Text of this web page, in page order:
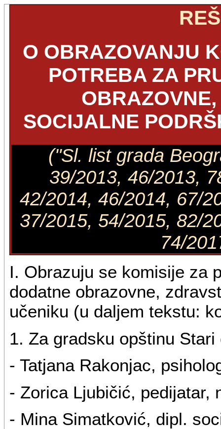
O OBRAZOVANJU
POTREBA ZA
SOCIJALNE
("Sl. list grada
39/2013, 46/2013,
42/2014, 46/2014, 67/
37/2015, 54/2015, 82/
74/
I. Obrazuju se komisije za
dodatne obrazovne,
učeniku (u daljem tekstu:
1. Za gradsku opštinu Stari
- Tatjana Rakonjac,
- Zorica Ljubičić, pedijatar,
- Mina Simatković, dipl.